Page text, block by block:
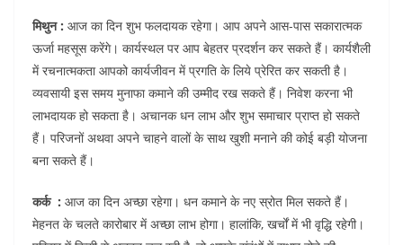
मिथुन : आज का दिन शुभ फलदायक रहेगा। आप अपने आस-पास सकारात्मक
ऊर्जा महसूस करेंगे। कार्यस्थल पर आप बेहतर प्रदर्शन कर सकते हैं। कार्यशैली
में रचनात्मकता आपको कार्यजीवन में प्रगति के लिये प्रेरित कर सकती है।
व्यवसायी इस समय मुनाफा कमाने की उम्मीद रख सकते हैं। निवेश करना भी
लाभदायक हो सकता है। अचानक धन लाभ और शुभ समाचार प्राप्त हो सकते
हैं। परिजनों अथवा अपने चाहने वालों के साथ खुशी मनाने की कोई बड़ी योजना
बना सकते हैं।
कर्क : आज का दिन अच्छा रहेगा। धन कमाने के नए स्रोत मिल सकते हैं।
मेहनत के चलते कारोबार में अच्छा लाभ होगा। हालांकि, खर्चों में भी वृद्धि रहेगी।